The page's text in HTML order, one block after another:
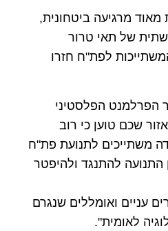
מרגיעה ביטחונית,
של תאי טרור
לפת"ח חזרו
הפרלמנט הפלסטיני
שכם טוען כי רוב
משתייכים לתנועת פת"ח
להתנגד ולהיפטר
עניים ואומללים שנגרם
לאומית".